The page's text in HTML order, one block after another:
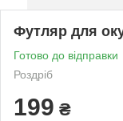
Футляр для
Готово до відправки
Роздріб
199 ₴